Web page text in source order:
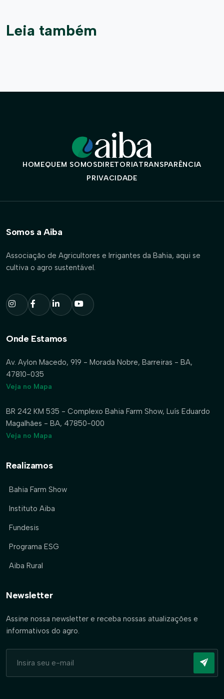
Leia também
HOMEQUEM SOMOSDIRETORIATRANSPARÊNCIA
PRIVACIDADE
Somos a Aiba
Associação de Agricultores e Irrigantes da Bahia, aqui se
cultiva o agro sustentável.
Onde Estamos
Av. Aylon Macedo, 919 - Morada Nobre, Barreiras - BA,
47810-035
Veja no Mapa
BR 242 KM 535 - Complexo Bahia Farm Show, Luís Eduardo
Magalhães - BA, 47850-000
Veja no Mapa
Realizamos
Bahia Farm Show
Instituto Aiba
Fundesis
Programa ESG
Aiba Rural
Newsletter
Assine nossa newsletter e receba nossas atualizações e
informativos do agro.